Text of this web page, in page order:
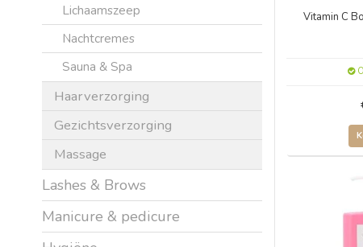
Lichaamszeep
Nachtcremes
Sauna & Spa
Haarverzorging
Gezichtsverzorging
Massage
Lashes & Brows
Manicure & pedicure
Vitamin C